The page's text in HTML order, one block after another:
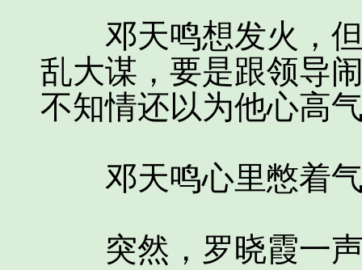
邓天鸣想发火，但
乱大谋，要是跟领导
不知情还以为他心高
邓天鸣心里憋着气
突然，罗晓霞一声